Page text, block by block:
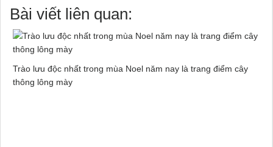
Bài viết liên quan:
Trào lưu độc nhất trong mùa Noel năm nay là trang điểm cây
thông lông mày